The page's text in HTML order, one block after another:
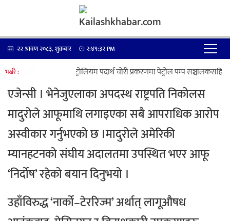
२२ श्रावण २०८३, शुक्रबार २:४९:३२PM
भर्खरै : पेट्रोलियम पदार्थ चोरी प्रकरणमा पेट्रोल पम्प सञ्चालकसहित
एजेन्सी । भेनेजुएलाका अपदस्थ राष्ट्रपति निकोलस
मादुरोले आफूमाथि लगाइएका सबै आपराधिक आरोप
अस्वीकार गर्नुभएको छ ।मादुरोले अमेरिकी
म्यानहटनको संघीय अदालतमा उपस्थित भएर आफू
‘निर्दोष’ रहेको बयान दिनुभयो ।
उहाँविरुद्ध ‘नार्को–टेररिज्म’ अर्थात् लागूऔषध